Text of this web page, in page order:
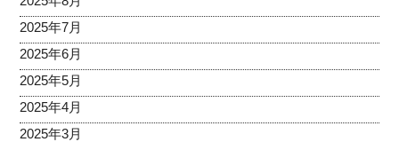
2025年7月
2025年6月
2025年5月
2025年4月
2025年3月